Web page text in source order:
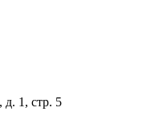
д. 1, стр. 5